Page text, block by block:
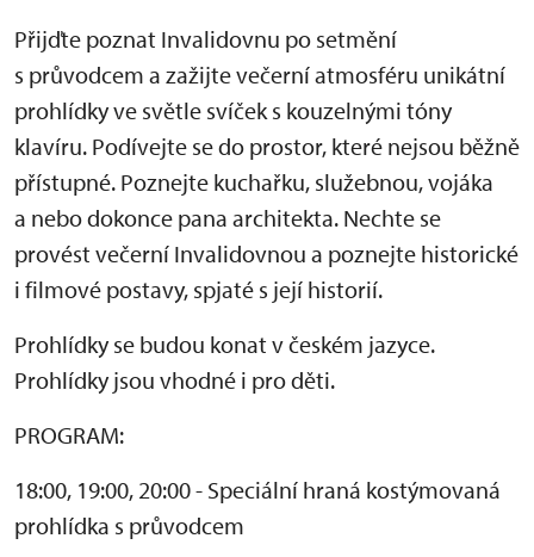
Přijďte poznat Invalidovnu po setmění
s průvodcem a zažijte večerní atmosféru unikátní
prohlídky ve světle svíček s kouzelnými tóny
klavíru. Podívejte se do prostor, které nejsou běžně
přístupné. Poznejte kuchařku, služebnou, vojáka
a nebo dokonce pana architekta. Nechte se
provést večerní Invalidovnou a poznejte historické
i filmové postavy, spjaté s její historií.
Prohlídky se budou konat v českém jazyce.
Prohlídky jsou vhodné i pro děti.
PROGRAM:
18:00, 19:00, 20:00 - Speciální hraná kostýmovaná
prohlídka s průvodcem